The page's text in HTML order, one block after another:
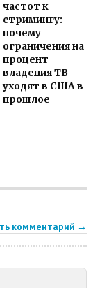
частот к
стримингу:
почему
ограничения на
процент
владения ТВ
уходят в США в
прошлое
комментарий →